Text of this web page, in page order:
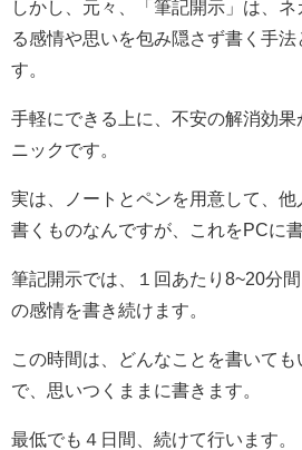
しかし、元々、「筆記開示」は、
る感情や思いを包み隠さず書く手法
す。
手軽にできる上に、不安の解消効果
ニックです。
実は、ノートとペンを用意して、他
書くものなんですが、これをPCに
筆記開示では、１回あたり8~20分
の感情を書き続けます。
この時間は、どんなことを書いて
で、思いつくままに書きます。
最低でも４日間、続けて行います。